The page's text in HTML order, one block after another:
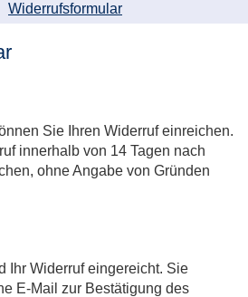
Widerrufsformular
Sie Ihren Widerruf einreichen.
innerhalb von 14 Tagen nach
ohne Angabe von Gründen
Ihr Widerruf eingereicht. Sie
E-Mail zur Bestätigung des